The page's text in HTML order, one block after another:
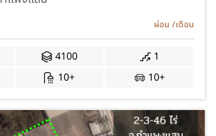
ปฐม
ผ่อน /เดือน
4100
1
10+ 10+